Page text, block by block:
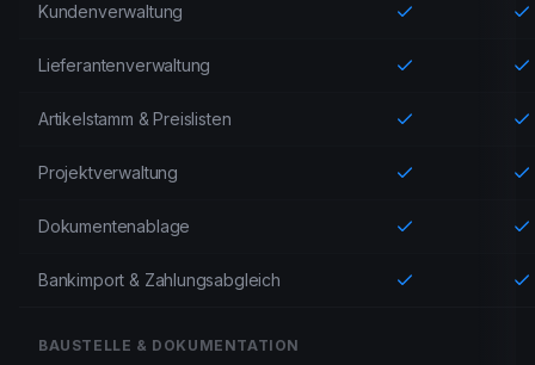
Kundenverwaltung
Lieferantenverwaltung
Artikelstamm & Preislisten
Projektverwaltung
Dokumentenablage
Bankimport & Zahlungsabgleich
BAUSTELLE & DOKUMENTATION